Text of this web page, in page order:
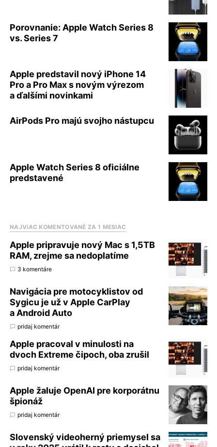
Porovnanie: Apple Watch Series 8
vs. Series 7
Apple predstavil nový iPhone 14
Pro a Pro Max s novým výrezom
a ďalšími novinkami
AirPods Pro majú svojho nástupcu
Apple Watch Series 8 oficiálne
predstavené
NAJVIAC KOMENTOVANÉ ZA 1 MESIAC
Apple pripravuje nový Mac s 1,5TB
RAM, zrejme sa nedoplatíme
3 komentáre
Navigácia pre motocyklistov od
Sygicu je už v Apple CarPlay
a Android Auto
pridaj komentár
Apple pracoval v minulosti na
dvoch Extreme čipoch, oba zrušil
pridaj komentár
Apple žaluje OpenAI pre korporátnu
špionáž
pridaj komentár
Slovenský videoherný priemysel sa